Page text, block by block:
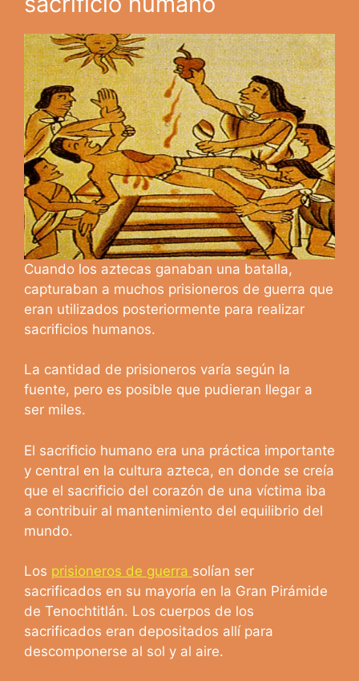
Cuando los aztecas ganaban una batalla,
capturaban a muchos prisioneros de guerra que
eran utilizados posteriormente para realizar
sacrificios humanos.
La cantidad de prisioneros varía según la
fuente, pero es posible que pudieran llegar a
ser miles.
El sacrificio humano era una práctica importante
y central en la cultura azteca, en donde se creía
que el sacrificio del corazón de una víctima iba
a contribuir al mantenimiento del equilibrio del
mundo.
Los prisioneros de guerra solían ser
sacrificados en su mayoría en la Gran Pirámide
de Tenochtitlán. Los cuerpos de los
sacrificados eran depositados allí para
descomponerse al sol y al aire.